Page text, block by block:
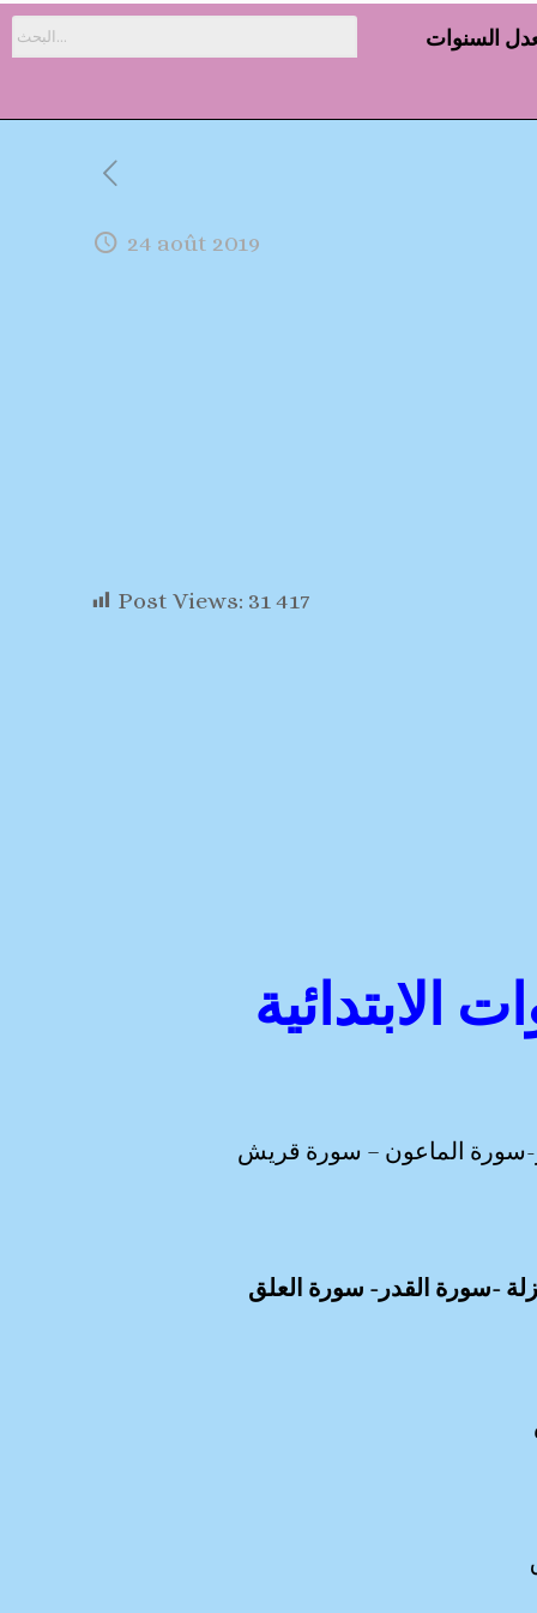
السنوات
24 août 2019
Post Views: 31 417
الابتدائية
سورة الماعون – سورة قريش